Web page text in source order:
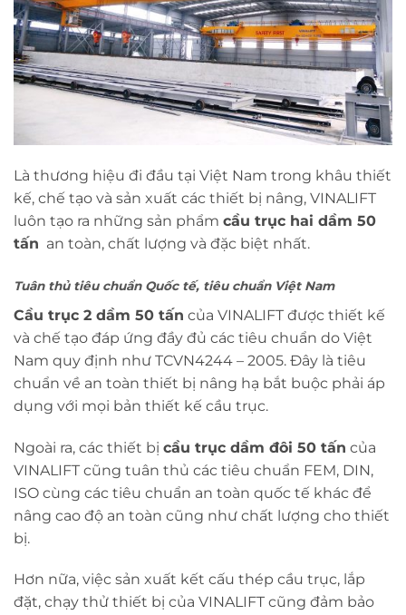
Là thương hiệu đi đầu tại Việt Nam trong khâu thiết
kế, chế tạo và sản xuất các thiết bị nâng, VINALIFT
luôn tạo ra những sản phẩm cầu trục hai dầm 50
tấn an toàn, chất lượng và đặc biệt nhất.
Tuân thủ tiêu chuẩn Quốc tế, tiêu chuẩn Việt Nam
Cầu trục 2 dầm 50 tấn của VINALIFT được thiết kế
và chế tạo đáp ứng đầy đủ các tiêu chuẩn do Việt
Nam quy định như TCVN4244 – 2005. Đây là tiêu
chuẩn về an toàn thiết bị nâng hạ bắt buộc phải áp
dụng với mọi bản thiết kế cầu trục.
Ngoài ra, các thiết bị cầu trục dầm đôi 50 tấn của
VINALIFT cũng tuân thủ các tiêu chuẩn FEM, DIN,
ISO cùng các tiêu chuẩn an toàn quốc tế khác để
nâng cao độ an toàn cũng như chất lượng cho thiết
bị.
Hơn nữa, việc sản xuất kết cấu thép cầu trục, lắp
đặt, chạy thử thiết bị của VINALIFT cũng đảm bảo